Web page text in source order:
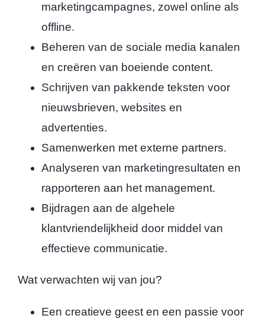
marketingcampagnes, zowel online als
offline.
Beheren van de sociale media kanalen
en creëren van boeiende content.
Schrijven van pakkende teksten voor
nieuwsbrieven, websites en
advertenties.
Samenwerken met externe partners.
Analyseren van marketingresultaten en
rapporteren aan het management.
Bijdragen aan de algehele
klantvriendelijkheid door middel van
effectieve communicatie.
Wat verwachten wij van jou?
Een creatieve geest en een passie voor